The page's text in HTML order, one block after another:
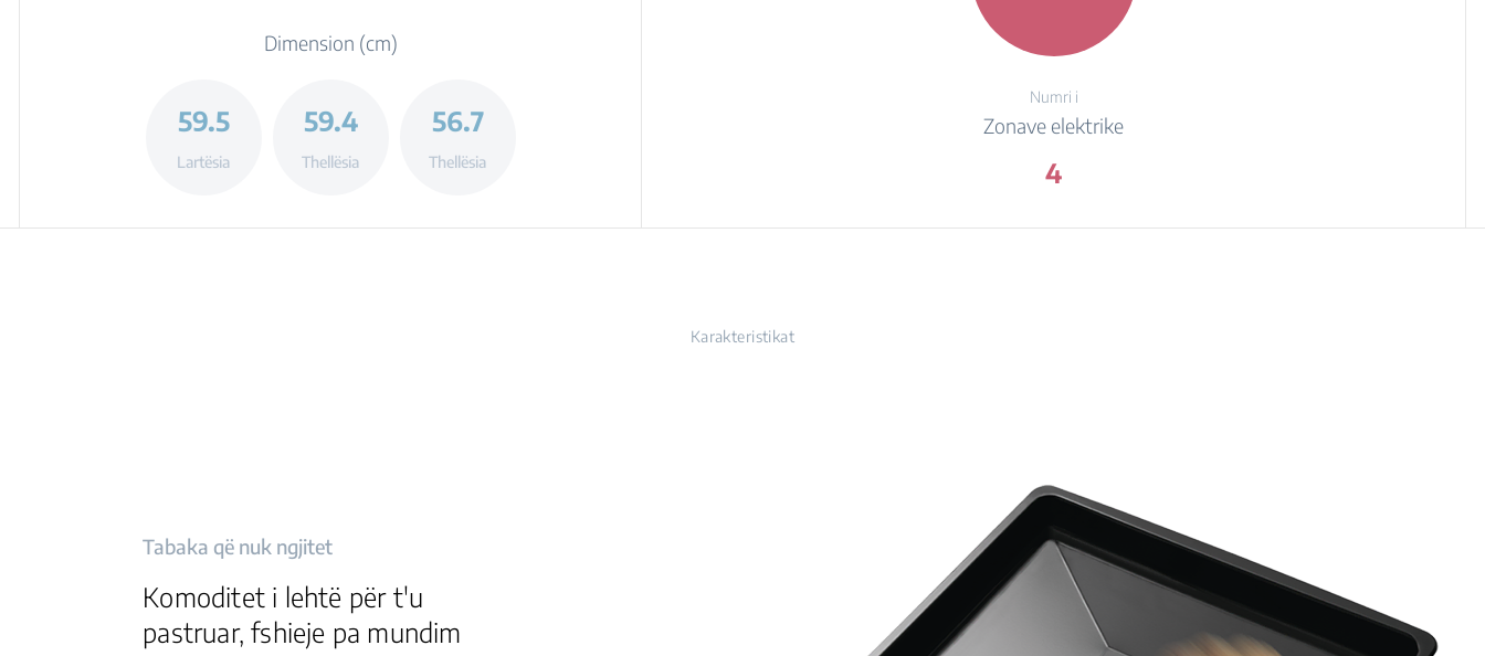
Dimension (cm)
59.5
Lartësia
59.4
Thellësia
56.7
Thellësia
Numri i
Zonave elektrike
4
Karakteristikat
Tabaka që nuk ngjitet
Komoditet i lehtë për t'u
pastruar, fshieje pa mundim